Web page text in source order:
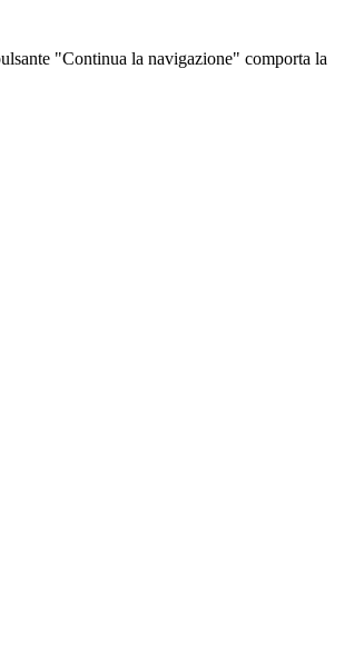
"Continua la navigazione" comporta la